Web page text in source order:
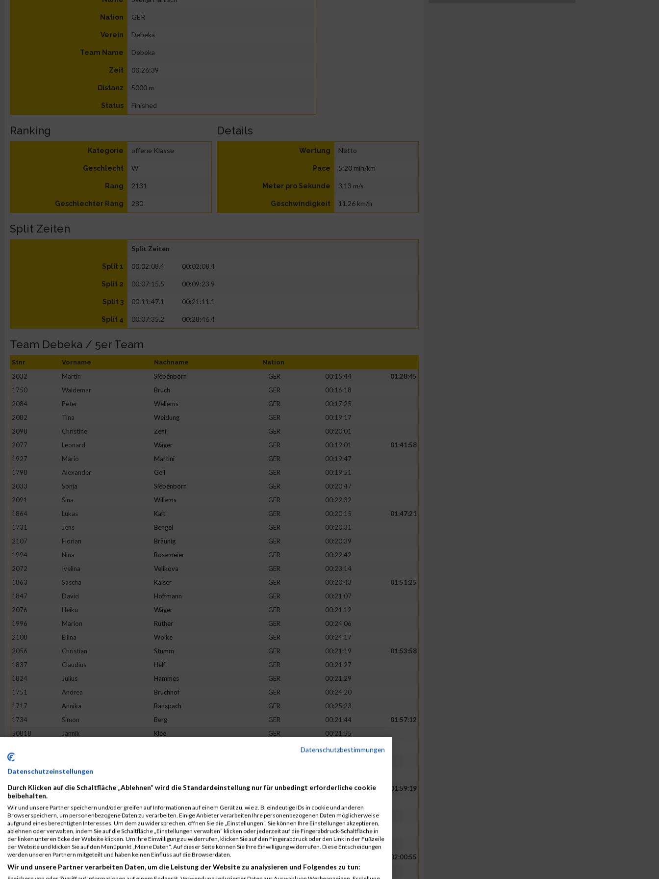
Nation GER
Verein Debeka
Team Name Debeka
Zeit 00:26:39
Distanz 5000 m
Status Finished
Ranking
Kategorie offene Klasse
Geschlecht W
Rang 2131
Geschlechter Rang 280
Details
Wertung Netto
Pace 5:20 min/km
Meter pro Sekunde 3,13 m/s
Geschwindigkeit 11,26 km/h
Split Zeiten
Split Zeiten
Split 1 00:02:08.4 00:02:08.4
Split 2 00:07:15.5 00:09:23.9
Split 3 00:11:47.1 00:21:11.1
Split 4 00:07:35.2 00:28:46.4
Team Debeka / 5er Team
Stnr Vorname Nachname Nation
2032 Martin Siebenborn GER 00:15:44
01:28:45
1750
Waldemar Bruch GER
00:16:18
2084
Peter Wellems GER
00:17:25
2082
Tina Weidung GER
00:19:17
2098
Christine Zeni GER
00:20:01
2077
Leonard Wäger GER 00:19:01
01:41:58
1927
Mario Martini GER
00:19:47
1798
Alexander Geil GER
00:19:51
2033
Sonja Siebenborn GER
00:20:47
2091
Sina Willems GER
00:22:32
1864
Lukas Kalt GER 00:20:15
01:47:21
1731
Jens Bengel GER
00:20:31
2107
Florian Bräunig GER
00:20:39
1994
Nina Rosemeier GER
00:22:42
2072
Ivelina Velikova GER
00:23:14
1863
Sascha Kaiser GER 00:20:43
01:51:25
1847
David Hoffmann GER
00:21:07
2076
Heiko Wäger GER
00:21:12
1996
Marion Rüther GER
00:24:06
2108
Ellina Wolke GER
00:24:17
2056
Christian Stumm GER 00:21:19
01:53:58
1837
Claudius Helf GER
00:21:27
1824
Julius Hammes GER
00:21:29
1751
Andrea Bruchhof GER
00:24:20
1717
Annika Banspach GER
00:25:23
1734
Simon Berg GER 00:21:44
01:57:12
50818
Jannik Klee GER
00:21:55
00:22:07
1918
1853
Laura
2071
Reinhard Urban GER 00:22:15
01:59:19
2117
André Marcel Welter GER
00:22:24
1896
Sophie Krießbach GER
00:26:09
2110
Charleen Weyer GER
00:26:11
1980
Boris Reinecke
02:00:55
2102
Holger Zuchel GER
00:22:51
Datenschutzbestimmungen
Datenschutzeinstellungen
Durch Klicken auf die Schaltfläche „Ablehnen“ wird die Standardeinstellung nur für unbedingt erforderliche cookie
beibehalten.
Wir und unsere Partner speichern und/oder greifen auf Informationen auf einem Gerät zu, wie z. B. eindeutige IDs in cookie und anderen
Browserspeichern, um personenbezogene Daten zu verarbeiten. Einige Anbieter verarbeiten Ihre personenbezogenen Daten möglicherweise
aufgrund eines berechtigten Interesses. Um dem zu widersprechen, öffnen Sie die „Einstellungen“. Sie können Ihre Einstellungen akzeptieren,
ablehnen oder verwalten, indem Sie auf die Schaltfläche „Einstellungen verwalten“ klicken oder jederzeit auf die Fingerabdruck-Schaltfläche in
der linken unteren Ecke der Website klicken. Um Ihre Einwilligung zu widerrufen, klicken Sie auf den Fingerabdruck oder den Link in der Fußzeile
der Website und klicken Sie auf den Menüpunkt „Meine Daten“. Auf dieser Seite können Sie Ihre Einwilligung widerrufen. Diese Entscheidungen
werden unseren Partnern mitgeteilt und haben keinen Einfluss auf die Browserdaten.
Wir und unsere Partner verarbeiten Daten, um die Leistung der Website zu analysieren und Folgendes zu tun: